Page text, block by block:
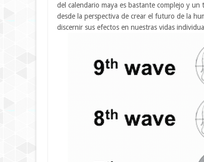
del calendario maya es bastante complejo y
desde la perspectiva de crear el futuro de la
discernir sus efectos en nuestras vidas